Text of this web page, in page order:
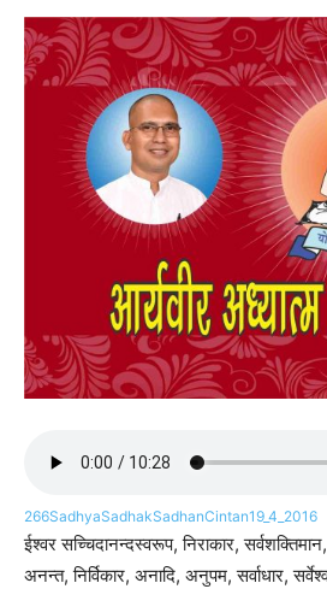
266SadhyaSadhakSadhanCintan19_4_2016
ईश्वर सच्चिदानन्दस्वरूप, निराकार,
अनन्त, निर्विकार, अनादि, अनुपम, सर्वाधार,